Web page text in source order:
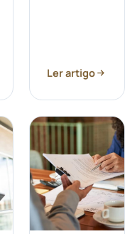
artificial
transformando
a forma
como...
Ler artigo